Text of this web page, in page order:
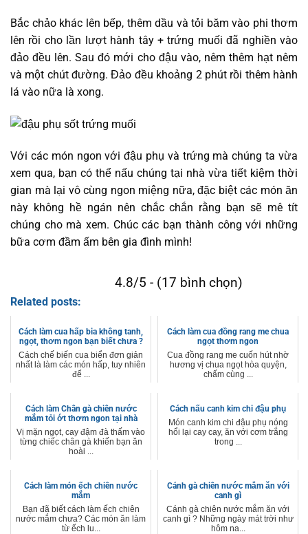
Bắc chảo khác lên bếp, thêm dầu và tỏi băm vào phi thơm
lên rồi cho lần lượt hành tây + trứng muối đã nghiền vào
đảo đều lên. Sau đó mới cho đậu vào, nêm thêm hạt nêm
và một chút đường. Đảo đều khoảng 2 phút rồi thêm hành
lá vào nữa là xong.
Với các món ngon với đậu phụ và trứng mà chúng ta vừa
xem qua, bạn có thể nấu chúng tại nhà vừa tiết kiệm thời
gian mà lại vô cùng ngon miệng nữa, đặc biệt các món ăn
này không hề ngán nên chắc chắn rằng bạn sẽ mê tít
chúng cho mà xem. Chúc các bạn thành công với những
bữa cơm đầm ấm bên gia đình mình!
4.8/5 - (17 bình chọn)
Related posts:
Cách làm cua hấp bia không tanh,
ngọt, thơm ngon bạn biết chưa ?
Cách chế biến cua biển đơn giản
nhất là làm các món hấp, tuy nhiên
để ...
Cách làm cua đồng rang me chua
ngọt thơm ngon
Cua đồng rang me cuốn hút nhờ
hương vị chua ngọt hòa quyện,
chấm cùng ...
Cách làm Chân gà chiên nước
mắm tỏi ớt thơm ngon tại nhà
Vị mặn ngọt, cay đậm đà thấm vào
từng chiếc chân gà khiến bạn ăn
hoài ...
Cách nấu canh kim chi đậu phụ
Món canh kim chi đậu phụ nóng
hổi lại cay cay, ăn với cơm trắng
trong ...
Cách làm món ếch chiên nước
mắm
Bạn đã biết cách làm ếch chiên
nước mắm chưa? Các món ăn làm
từ ếch lu...
Cánh gà chiên nước mắm ăn với
canh gì
Cánh gà chiên nước mắm ăn với
canh gì ? Những ngày mát trời như
hôm na...